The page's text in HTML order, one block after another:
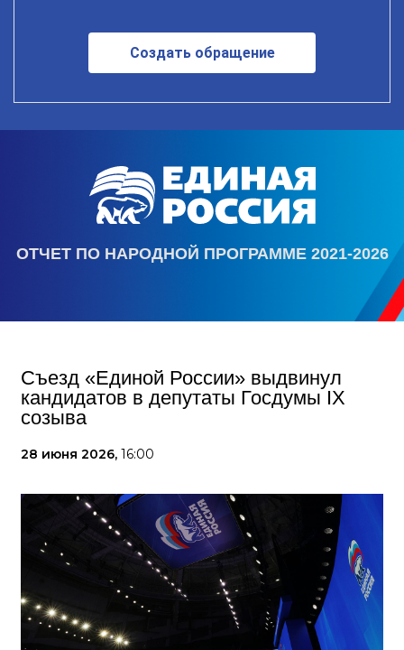
Создать обращение
ОТЧЕТ ПО НАРОДНОЙ ПРОГРАММЕ 2021-2026
Съезд «Единой России» выдвинул
кандидатов в депутаты Госдумы IX
созыва
28 июня 2026, 16:00